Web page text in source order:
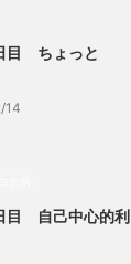
目 ちょっと
14
目 自己中心的利